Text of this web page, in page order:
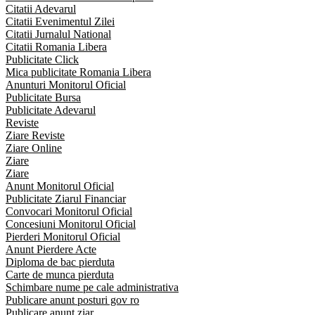
Citatii Adevarul
Citatii Evenimentul Zilei
Citatii Jurnalul National
Citatii Romania Libera
Publicitate Click
Mica publicitate Romania Libera
Anunturi Monitorul Oficial
Publicitate Bursa
Publicitate Adevarul
Reviste
Ziare Reviste
Ziare Online
Ziare
Ziare
Anunt Monitorul Oficial
Publicitate Ziarul Financiar
Convocari Monitorul Oficial
Concesiuni Monitorul Oficial
Pierderi Monitorul Oficial
Anunt Pierdere Acte
Diploma de bac pierduta
Carte de munca pierduta
Schimbare nume pe cale administrativa
Publicare anunt posturi gov ro
Publicare anunt ziar